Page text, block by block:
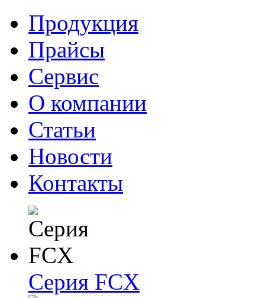
Продукция
Прайсы
Сервис
О компании
Статьи
Новости
Контакты
Серия FCX